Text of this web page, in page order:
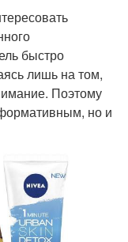
быстро
лишь на том,
Поэтому
но и